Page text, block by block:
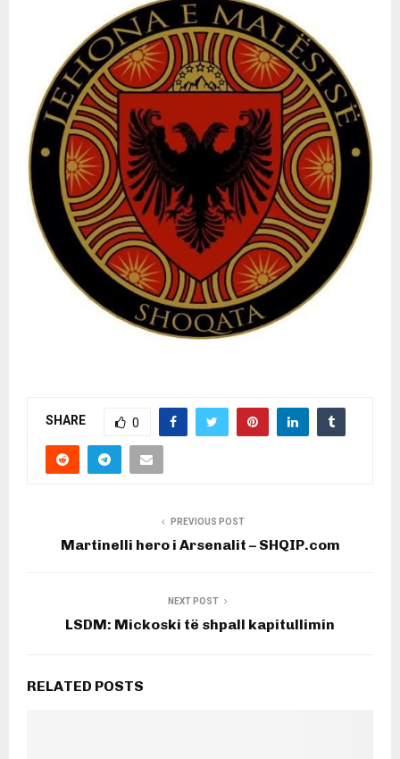
SHARE 0
PREVIOUS POST
Martinelli hero i Arsenalit – SHQIP.com
NEXT POST
LSDM: Mickoski të shpall kapitullimin
RELATED POSTS